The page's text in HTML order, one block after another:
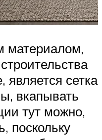
является сетка
вкапывать
тут можно,
поскольку